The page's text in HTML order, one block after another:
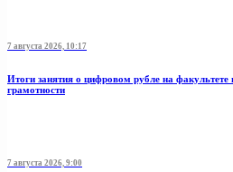
7 августа 2026, 10:17
Итоги занятия о цифровом рубле на
грамотности
7 августа 2026, 9:00